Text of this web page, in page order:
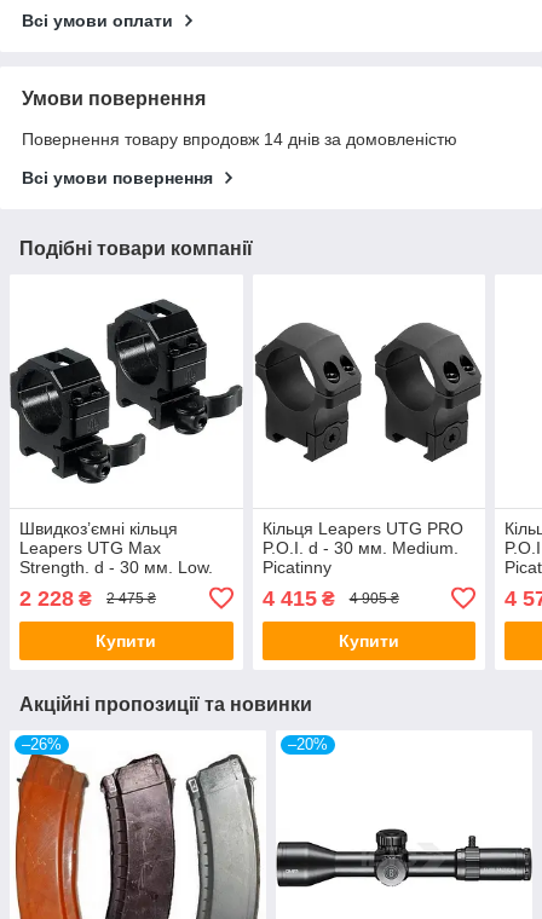
Всі умови оплати
Умови повернення
Повернення товару впродовж 14 днів за домовленістю
Всі умови повернення
Подібні товари компанії
Швидкоз’ємні кільця
Leapers UTG Max
Strength. d - 30 мм. Low.
2 228 ₴ 2 475 ₴
Купити
Кільця Leapers UTG PRO
P.O.I. d - 30 мм. Medium.
Picatinny
4 415₴ 4 905 ₴
Купити
4
Акційні пропозиції та новинки
–26% –20%